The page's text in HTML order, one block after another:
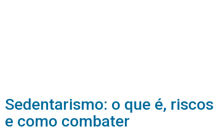
Sedentarismo: o que é, riscos
e como combater